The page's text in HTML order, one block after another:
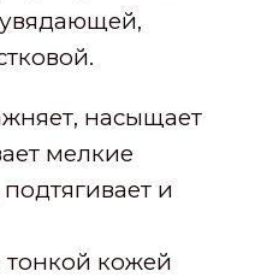
насыщает
мелкие
и
тонкой кожей